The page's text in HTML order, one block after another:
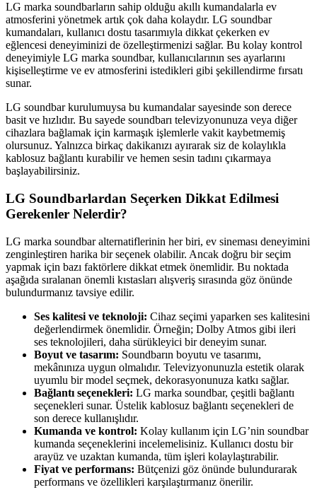
LG marka soundbarların sahip olduğu akıllı kumandalarla ev
atmosferini yönetmek artık çok daha kolaydır. LG soundbar
kumandaları, kullanıcı dostu tasarımıyla dikkat çekerken ev
eğlencesi deneyiminizi de özelleştirmenizi sağlar. Bu kolay kontrol
deneyimiyle LG marka soundbar, kullanıcılarının ses ayarlarını
kişiselleştirme ve ev atmosferini istedikleri gibi şekillendirme fırsatı
sunar.
LG soundbar kurulumuysa bu kumandalar sayesinde son derece
basit ve hızlıdır. Bu sayede soundbarı televizyonunuza veya diğer
cihazlara bağlamak için karmaşık işlemlerle vakit kaybetmemiş
olursunuz. Yalnızca birkaç dakikanızı ayırarak siz de kolaylıkla
kablosuz bağlantı kurabilir ve hemen sesin tadını çıkarmaya
başlayabilirsiniz.
LG Soundbarlardan Seçerken Dikkat Edilmesi
Gerekenler Nelerdir?
LG marka soundbar alternatiflerinin her biri, ev sineması deneyimini
zenginleştiren harika bir seçenek olabilir. Ancak doğru bir seçim
yapmak için bazı faktörlere dikkat etmek önemlidir. Bu noktada
aşağıda sıralanan önemli kıstasları alışveriş sırasında göz önünde
bulundurmanız tavsiye edilir.
Ses kalitesi ve teknoloji: Cihaz seçimi yaparken ses kalitesini
değerlendirmek önemlidir. Örneğin; Dolby Atmos gibi ileri
ses teknolojileri, daha sürükleyici bir deneyim sunar.
Boyut ve tasarım: Soundbarın boyutu ve tasarımı,
mekânınıza uygun olmalıdır. Televizyonunuzla estetik olarak
uyumlu bir model seçmek, dekorasyonunuza katkı sağlar.
Bağlantı seçenekleri: LG marka soundbar, çeşitli bağlantı
seçenekleri sunar. Üstelik kablosuz bağlantı seçenekleri de
son derece kullanışlıdır.
Kumanda ve kontrol: Kolay kullanım için LG’nin soundbar
kumanda seçeneklerini incelemelisiniz. Kullanıcı dostu bir
arayüz ve uzaktan kumanda, tüm işleri kolaylaştırabilir.
Fiyat ve performans: Bütçenizi göz önünde bulundurarak
performans ve özellikleri karşılaştırmanız önerilir.